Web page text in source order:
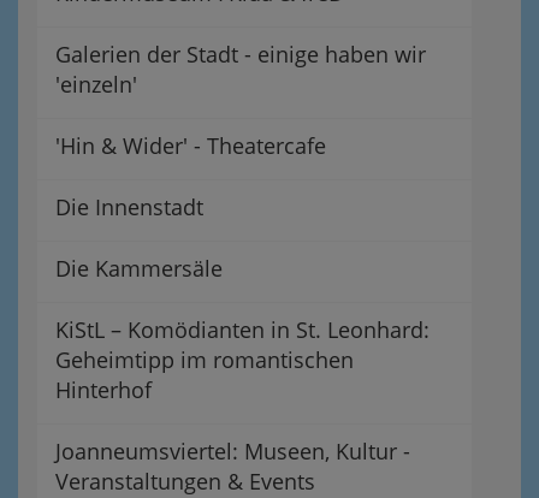
Galerien der Stadt - einige haben wir
'einzeln'
'Hin & Wider' - Theatercafe
Die Innenstadt
Die Kammersäle
KiStL – Komödianten in St. Leonhard:
Geheimtipp im romantischen
Hinterhof
Joanneumsviertel: Museen, Kultur -
Veranstaltungen & Events